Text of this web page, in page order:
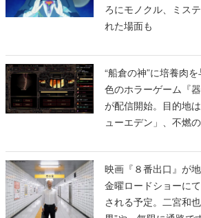
ろにモノクル、ミス
れた場面も
“船倉の神”に培養肉
色のホラーゲーム『
が配信開始。目的地
ューエデン」、不燃
人間を増やし、加工
映画『８番出口』が
金曜ロードショーに
される予定。二宮和